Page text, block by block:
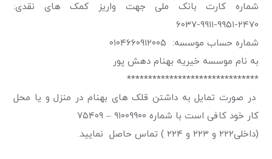
شماره کارت بانک ملی جهت واریز کمک های نقدی:
۲۴۷۰-۹۹۵۱-۹۹۱۱-۶۰۳۷
شماره حساب موسسه: ۰۱۰۴۶۶۰۹۱۲۰۰۵
به نام موسسه خیریه بهنام دهش پور
*******************************
در صورت تمایل به داشتن قلک های بهنام در منزل و یا محل
کار خود کافی است با شماره ۹۱۰۰۹۹۰۰ – ۷۵۴۰۹
(داخلی۲۲۲ و ۲۲۳ و ۲۲۴ ) تماس حاصل نمایید.